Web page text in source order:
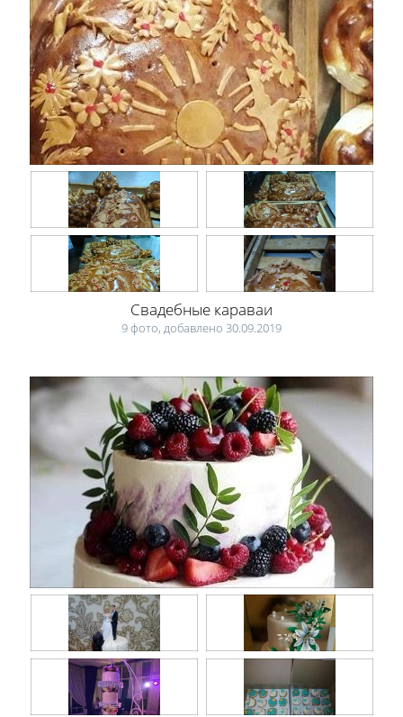
Свадебные караваи
9 фото, добавлено 30.09.2019